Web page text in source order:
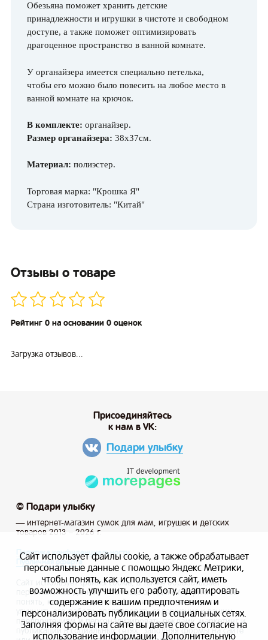
Обезьяна поможет хранить детские
принадлежности и игрушки в чистоте и свободном
доступе, а также поможет оптимизировать
драгоценное пространство в ванной комнате.
У органайзера имеется специально петелька,
чтобы его можно было повесить на любое место в
ванной комнате на крючок.
В комплекте: органайзер.
Размер органайзера: 38х37см.
Материал: полиэстер.
Торговая марка: "Крошка Я"
Страна изготовитель: "Китай"
Отзывы о товаре
Рейтинг 0 на основании 0 оценок
Загрузка отзывов...
© Подари улыбку
— интернет-магазин сумок для мам, игрушек и детских
товаров 2013 – 2026 г.
Присоединяйтесь
к нам в VK:
Подари улыбку
Политика конфиденциальности
Публичная оферта
Сайт использует файлы cookie, а также обрабатывает
персональные данные с помощью Яндекс Метрики, чтобы
понять, как используется сайт, и иметь возможность
улучшить его работу, адаптировать содержание к вашим
предпочтениям и персонализировать рекламу, маркетинг и
публикации в социальных сетях. Заполняя формы на сайте
Сайт использует файлы cookie, а также обрабатывает
персональные данные с помощью Яндекс Метрики,
чтобы понять, как используется сайт, иметь
возможность улучшить его работу, адаптировать
содержание к вашим предпочтениям и
персонализировать публикации в социальных сетях.
Заполняя формы на сайте вы даете свое согласие на
использование информации. Дополнительную